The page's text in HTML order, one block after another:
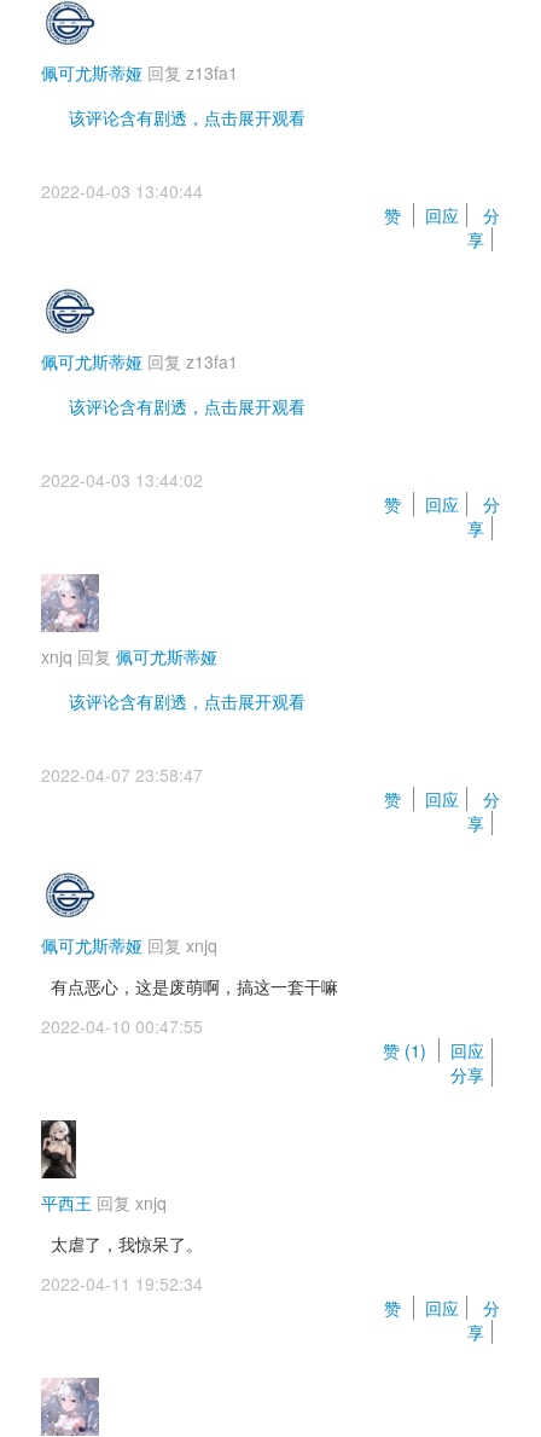
佩可尤斯蒂娅 回复 z13fa1
该评论含有剧透，点击展开观看
2022-04-03 13:40:44
赞
回应
分
享
佩可尤斯蒂娅 回复 z13fa1
该评论含有剧透，点击展开观看
出问题了吗
2022-04-03 13:44:02
赞
回应
分
享
xnjq 回复 佩可尤斯蒂娅
该评论含有剧透，点击展开观看
第二天”的特性和男主在一起了，而男主却没注意
2022-04-07 23:58:47
赞
回应
分
享
佩可尤斯蒂娅 回复 xnjq
有点恶心，这是废萌啊，搞这一套干嘛
2022-04-10 00:47:55
赞 (1)
回应
分享
平西王 回复 xnjq
太虐了，我惊呆了。
2022-04-11 19:52:34
赞
回应
分
享